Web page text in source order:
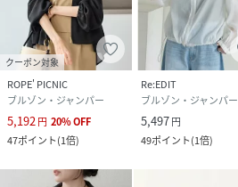
クーポン対象
ROPE' PICNIC
ブルゾン・ジャンパー
5,192円 20%OFF
47ポイント(1倍)
Re:EDIT
ブルゾン・ジャンパー
5,497円
49ポイント(1倍)